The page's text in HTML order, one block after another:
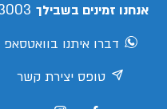
אנחנו זמינים בשבילך
דברו איתנו בוואטסאפ
טופס יצירת קשר